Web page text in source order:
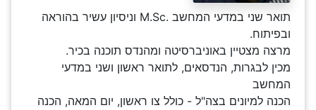
תואר שני במדעי המחשב .M.Sc וניסיון עשיר בהוראה
ובפיתוח.
מרצה מצטיין באוניברסיטה ומהנדס תוכנה בכיר.
מכין לבגרות, הנדסאים, לתואר ראשון ושני במדעי
המחשב
הכנה למיונים בצה"ל - כולל צו ראשון, יום המאה, הכנה